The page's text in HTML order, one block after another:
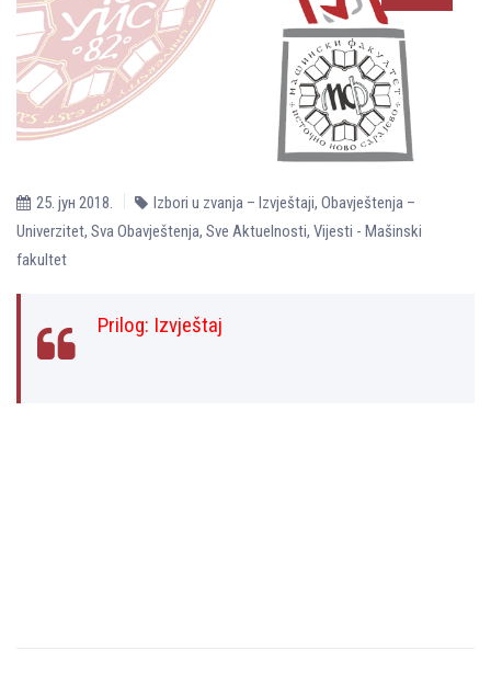
25. јун 2018. Izbori u zvanja – Izvještaji, Obavještenja –
Univerzitet, Sva Obavještenja, Sve Aktuelnosti, Vijesti - Mašinski
fakultet
Prilog: Izvještaj